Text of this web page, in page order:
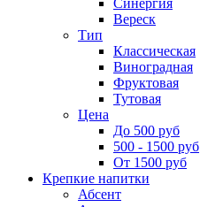
Вереск
Тип
Классическая
Виноградная
Фруктовая
Тутовая
Цена
До 500 руб
500 - 1500 руб
От 1500 руб
Крепкие напитки
Абсент